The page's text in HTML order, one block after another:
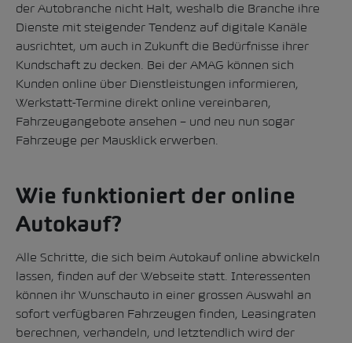
der Autobranche nicht Halt, weshalb die Branche ihre
Dienste mit steigender Tendenz auf digitale Kanäle
ausrichtet, um auch in Zukunft die Bedürfnisse ihrer
Kundschaft zu decken. Bei der AMAG können sich
Kunden online über Dienstleistungen informieren,
Werkstatt-Termine direkt online vereinbaren,
Fahrzeugangebote ansehen – und neu nun sogar
Fahrzeuge per Mausklick erwerben.
Wie funktioniert der online
Autokauf?
Alle Schritte, die sich beim Autokauf online abwickeln
lassen, finden auf der Webseite statt. Interessenten
können ihr Wunschauto in einer grossen Auswahl an
sofort verfügbaren Fahrzeugen finden, Leasingraten
berechnen, verhandeln, und letztendlich wird der